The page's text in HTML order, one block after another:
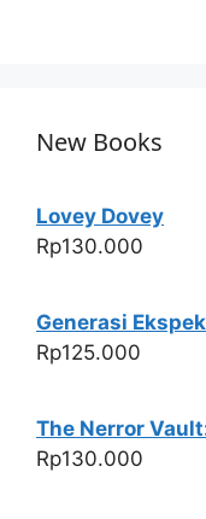
New Books
Lovey Dovey
Rp130.000
Generasi
Rp125.000
The Nerror
Rp130.000